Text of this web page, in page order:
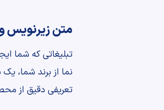
متن زیرنویس
تبلیغاتی که شما
نما از برند شما،
تعریفی دقیق از